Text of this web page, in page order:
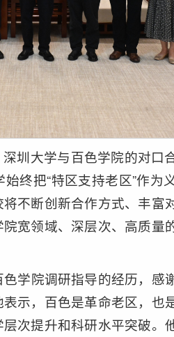
圳大学与百色学院的对口
终把“特区支持老区”作为
不断创新合作方式、丰富
宽领域、深层次、高质量
学院调研指导的经历，感
示，百色是革命老区，也
次提升和科研水平突破。